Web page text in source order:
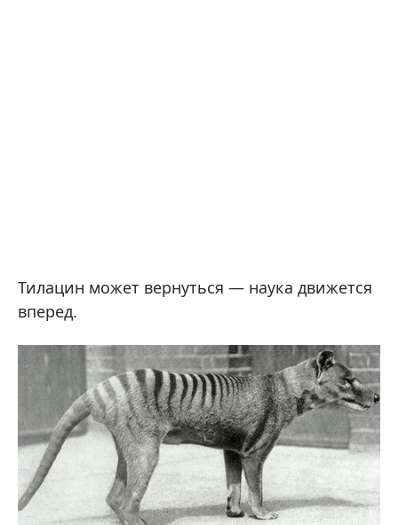
Тилацин может вернуться — наука движется
вперед.